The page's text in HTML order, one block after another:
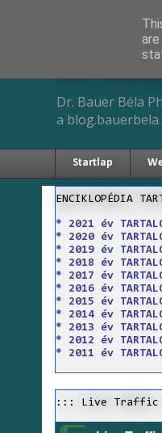
Dr.
Dr. Bauer Béla
a
Startlap
ENCIKLOPÉDIA
* 2021 év
* 2020 év
* 2019 év
* 2018 év
* 2017 év
* 2016 év
* 2015 év
* 2014 év
* 2013 év
* 2012 év
* 2011 év
::: Live